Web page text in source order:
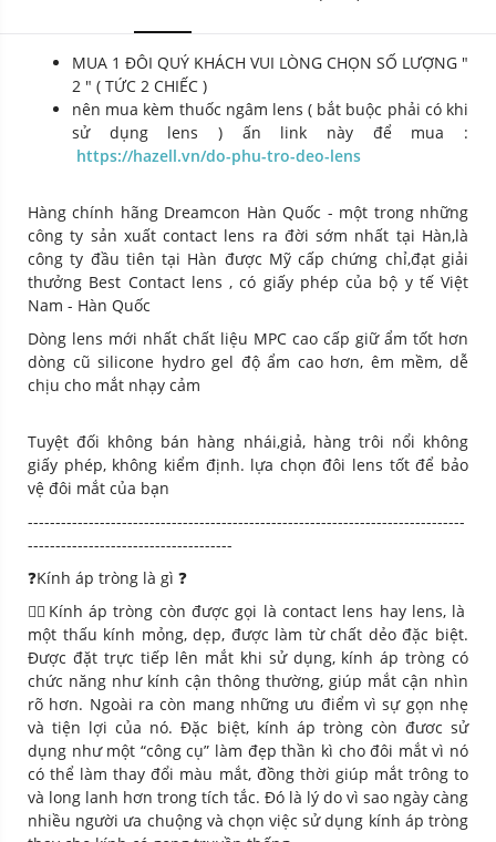
MUA 1 ĐÔI QUÝ KHÁCH VUI LÒNG CHỌN SỐ LƯỢNG "
2 " ( TỨC 2 CHIẾC )
nên mua kèm thuốc ngâm lens ( bắt buộc phải có khi
sử dụng lens ) ấn link này để mua :
https://hazell.vn/do-phu-tro-deo-lens
Hàng chính hãng Dreamcon Hàn Quốc - một trong những
công ty sản xuất contact lens ra đời sớm nhất tại Hàn,là
công ty đầu tiên tại Hàn được Mỹ cấp chứng chỉ,đạt giải
thưởng Best Contact lens , có giấy phép của bộ y tế Việt
Nam - Hàn Quốc
Dòng lens mới nhất chất liệu MPC cao cấp giữ ẩm tốt hơn
dòng cũ silicone hydro gel độ ẩm cao hơn, êm mềm, dễ
chịu cho mắt nhạy cảm
Tuyệt đối không bán hàng nhái,giả, hàng trôi nổi không
giấy phép, không kiểm định. lựa chọn đôi lens tốt để bảo
vệ đôi mắt của bạn
-------------------------------------------------------------------------------
-------------------------------------
❓Kính áp tròng là gì ❓
💁‍♀️Kính áp tròng còn được gọi là contact lens hay lens, là
một thấu kính mỏng, dẹp, được làm từ chất dẻo đặc biệt.
Được đặt trực tiếp lên mắt khi sử dụng, kính áp tròng có
chức năng như kính cận thông thường, giúp mắt cận nhìn
rõ hơn. Ngoài ra còn mang những ưu điểm vì sự gọn nhẹ
và tiện lợi của nó. Đặc biệt, kính áp tròng còn đươc sử
dụng như một “công cụ” làm đẹp thần kì cho đôi mắt vì nó
có thể làm thay đổi màu mắt, đồng thời giúp mắt trông to
và long lanh hơn trong tích tắc. Đó là lý do vì sao ngày càng
nhiều người ưa chuộng và chọn việc sử dụng kính áp tròng